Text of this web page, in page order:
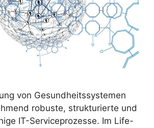
von Gesundheitssystemen
robuste, strukturierte und
IT-Serviceprozesse. Im Life-